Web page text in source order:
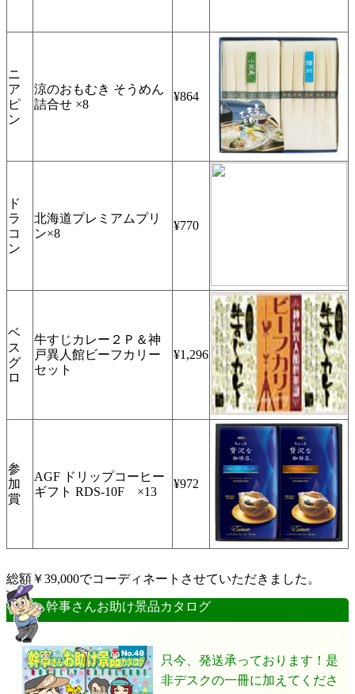
ニ
ア
ピ
ン
涼のおもむき そうめん
詰合せ ×8
¥864
ド
ラ
コ
ン
北海道プレミアムプリ
ン×8
¥770
ベ
ス
グ
ロ
牛すじカレー２Ｐ＆神
戸異人館ビーフカリー
セット
¥1,296
参
加
賞
AGF ドリップコーヒー
ギフト RDS-10F ×13
¥972
総額￥39,000でコーディネートさせていただきました。
幹事さんお助け景品カタログ
只今、発送承っております！是
非デスクの一冊に加えてくださ